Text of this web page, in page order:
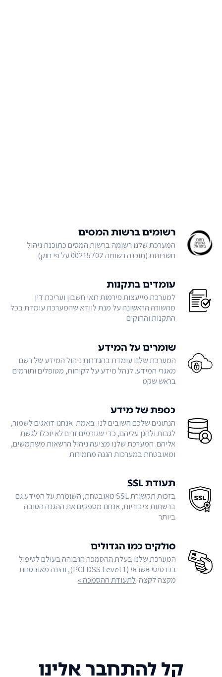
רשומים ברשות המסים
המערכת שלנו רשומה ברשות המסים כתוכנת ניהול
חשבונות (תוכנה רשומה 00215702 על פי חוק )
עומדים בתקנות
למערכת מייעצות פירמות רואי חשבון ועריכת דין
מהשורה הראשונה על מנת לוודא שהמערכת עומדת בכל
התקנות והחוקים
שומרים על המידע
המערכת שלנו עומדת בהגדרות ניהול המידע של רשם
מאגרי המידע. לנהל מידע על לקוחות, מטופלים ותורמים
בראש שקט
כספת של מידע
הנתונים שלכם חשובים לנו. באמת. אנחנו דואגים לשמור,
לגבות ולהגן עליהם, כדי שגורמים זרים לא יוכלו לגשת
אליהם. המערכת שלנו מציעה ניהול הרשאות משתמשים,
ומאובטחת במערכות הגנה מחמירות
תעודת SSL
בזכות תקשורת SSL מאובטחת, השומרת על המידע גם
ברשתות ציבוריות, אנחנו מספקים את ההגנה הטובה
ביותר
סולקים כמו הגדולים
המערכת שלנו בעלת ההסמכה הגבוהה בעולם לטיפול
בכרטיסי אשראי (PCI DSS Level 1), והינה מאובטחת
מקצה לקצה.לתעודת ההסמכה »
קל להתחבר אלינו